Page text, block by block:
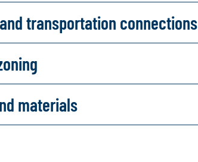
transportation connections
materials